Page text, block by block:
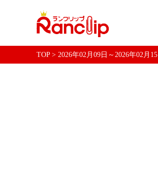
TOP> 2026年02月09日～2026年02月